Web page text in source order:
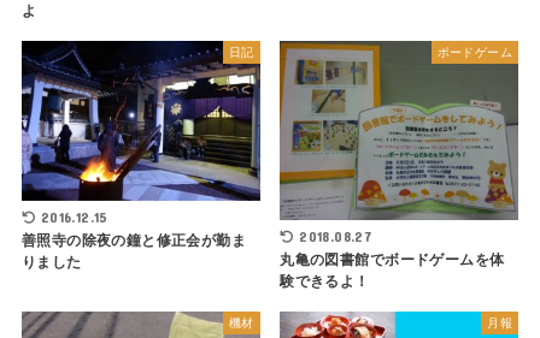
よ
日記
2016.12.15
善照寺の除夜の鐘と修正会が勤ま
りました
ボードゲーム
2018.08.27
丸亀の図書館でボードゲームを体
験できるよ！
機材 月報